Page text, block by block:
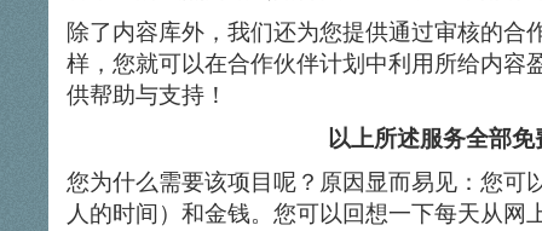
除了内容库外，我们还为您提供通过审核的合
样，您就可以在合作伙伴计划中利用所给内容
供帮助与支持！
以上所述服务全部免
您为什么需要该项目呢？原因显而易见：您可
人的时间）和金钱。您可以回想一下每天从网